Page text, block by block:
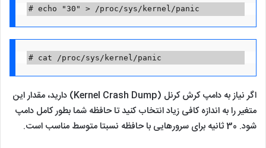
# echo "30" > /proc/sys/kernel/panic
# cat /proc/sys/kernel/panic
اگر نیاز به دامپ کرش کرنل (Kernel Crash Dump) دارید، مقدار این
متغیر را به اندازه کافی زیاد انتخاب کنید تا حافظه شما بطور کامل دامپ
شود. 30 ثانیه برای سرورهایی با حافظه نسبتا متوسط مناسب است.